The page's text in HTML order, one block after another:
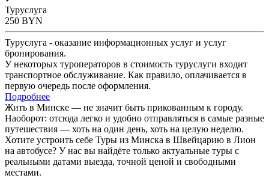
Туруслуга
250 BYN
Туруслуга - оказание информационных услуг и услуг
бронирования.
У некоторых туроператоров в стоимость туруслуги входит
транспортное обслуживание. Как правило, оплачивается в
первую очередь после оформления.
Подробнее
Жить в Минске — не значит быть прикованным к городу.
Наоборот: отсюда легко и удобно отправляться в самые разные
путешествия — хоть на один день, хоть на целую неделю.
Хотите устроить себе Туры из Минска в Швейцарию в Лион
на автобусе? У нас вы найдёте только актуальные туры с
реальными датами выезда, точной ценой и свободными
местами.